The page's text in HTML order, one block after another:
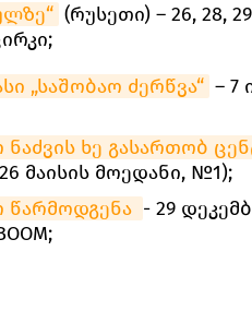
(რუსეთი) – 26, 28,
„საშობაო ძერწვა“ – 7
ხე გასართობ
მაისის მოედანი, №1);
წარმოდგენა - 29